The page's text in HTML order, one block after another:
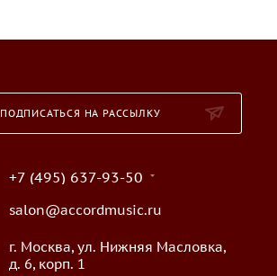
ПОДПИСАТЬСЯ НА РАССЫЛКУ
+7 (495) 637-93-50
salon@accordmusic.ru
г. Москва, ул. Нижняя Масловка,
д. 6, корп. 1